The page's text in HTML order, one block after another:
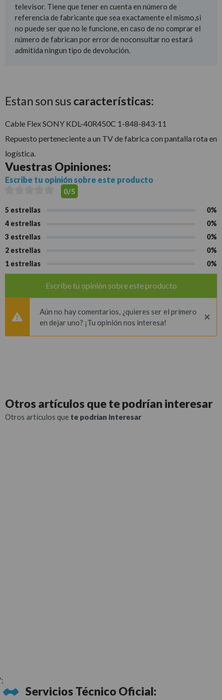
televisor. Tiene que tener en cuenta en número de
referencia de fabricante que sea exactamente el mismo,si
no puede ser que no le funcione, en caso de no comprar el
número de fabrican por error de noconsultar no estará
admitida ningun tipo de devolución.
Estan son sus características:
Cable Flex SONY KDL-40R450C 1-848-843-11
Repuesto perteneciente a un TV de fabrica con pantalla rota en
logística.
Vuestras Opiniones:
Escribe tu opinión sobre este producto
0/5
5 estrellas
0%
4 estrellas
0%
3 estrellas
0%
2 estrellas
0%
1 estrellas
0%
Escribe tu opinión sobre este producto
Aún no hay comentarios, ¿quieres ser el primero
en dejar uno? ¡Tu opinión nos interesa!
Otros artículos quete podrían interesar
Otros artículos que te podrían interesar
';
Servicios Técnico Oficial: